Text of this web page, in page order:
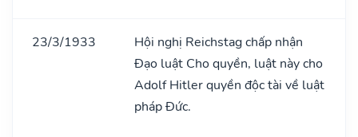
23/3/1933
Hội nghị Reichstag chấp nhận
Đạo luật Cho quyền, luật này cho
Adolf Hitler quyền độc tài về luật
pháp Đức.